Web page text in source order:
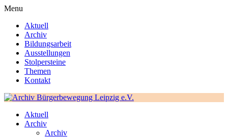
Menu
Aktuell
Archiv
Bildungsarbeit
Ausstellungen
Stolpersteine
Themen
Kontakt
Aktuell
Archiv
Archiv